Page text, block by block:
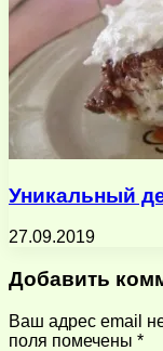
Уникальный
27.09.2019
Добавить
Ваш адрес email
поля помечены *